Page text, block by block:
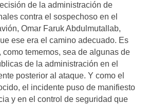
de la administración de
contra el sospechoso en el
Omar Faruk Abdulmutallab,
ese era el camino adecuado. Es
tememos, sea de algunas de
de la administración en el
posterior al ataque. Y como el
el incidente puso de manifiesto
y en el control de seguridad que